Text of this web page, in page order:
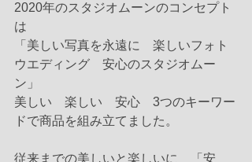
2020年のスタジオムーンのコンセプト
は
「美しい写真を永遠に　楽しいフォト
ウエディング　安心のスタジオムー
ン」
美しい　楽しい　安心　3つのキーワー
ドで商品を組み立てました。
従来までの美しいと楽しいに　「安